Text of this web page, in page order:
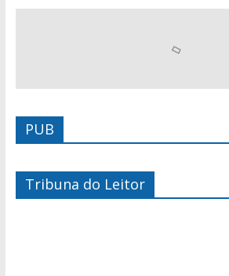
PUB
Tribuna do Leitor